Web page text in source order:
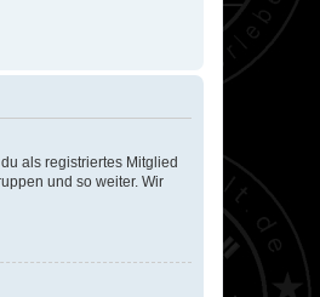
als registriertes Mitglied
und so weiter. Wir